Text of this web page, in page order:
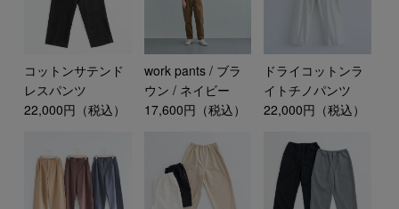
コットンサテンド
レスパンツ
22,000円（税込）
work pants / ブラ
ウン / ネイビー
17,600円（税込）
ドライコットンラ
イトチノパンツ
22,000円（税込）